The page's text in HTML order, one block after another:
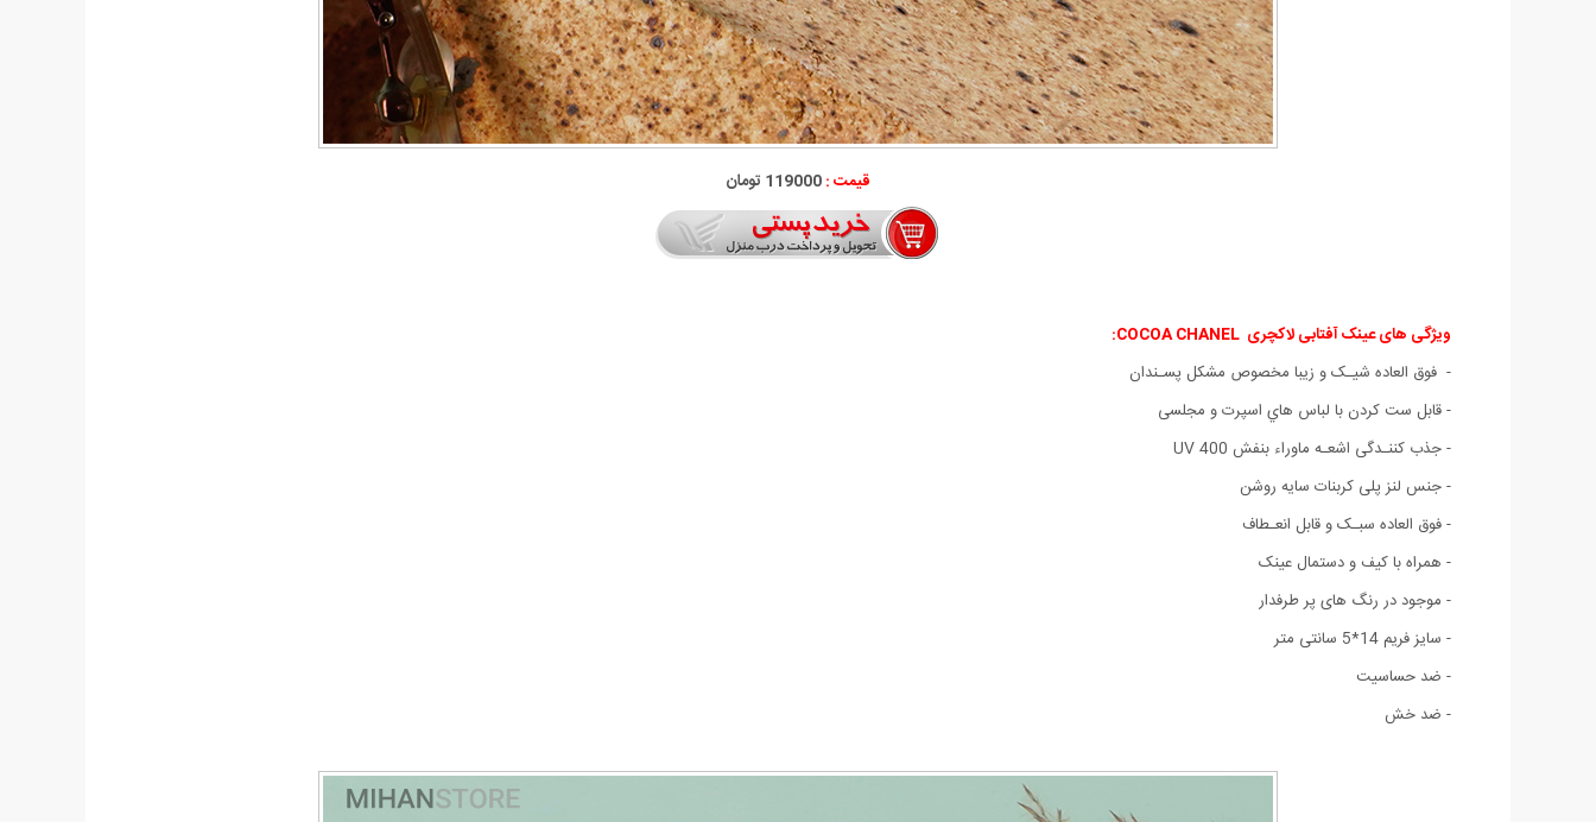
قیمت :119000 تومان
ویژگی های عینک آفتابی لاکچری COCOA CHANEL:
- فوق العاده شیـک و زیبا مخصوص مشکل پسـندان
- قابل ست كردن با لباس هاي اسپرت و مجلسی
- جذب کننـدگی اشعـه ماوراء بنفش UV 400
- جنس لنز پلی کربنات سایه روشن
- فوق العاده سبـک و قابل انعـطاف
- همراه با کیف و دستمال عینک
- موجود در رنگ های پر طرفدار
- سایز فریم 14*5 سانتی متر
- ضد حساسیت
- ضد خش